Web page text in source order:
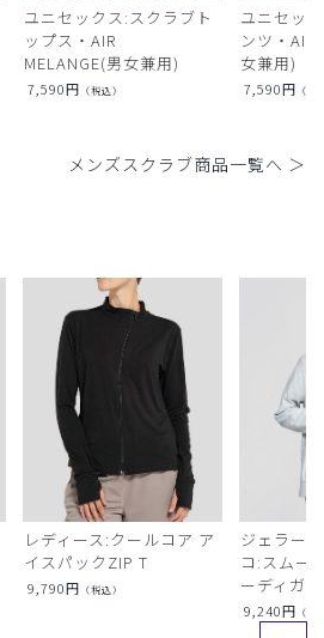
ユニセックス:スクラブト
ップス・AIR
MELANGE(男女兼用)
7,590円 （税込）
ユニセッ
ンツ・AIR
女兼用)
7,590円 （税
メンズスクラブ商品一覧へ ＞
レディース:クールコア ア
イスパックZIP T
9,790円 （税込）
ジェラー
コ:スムー
ーディガン
9,240円 （税